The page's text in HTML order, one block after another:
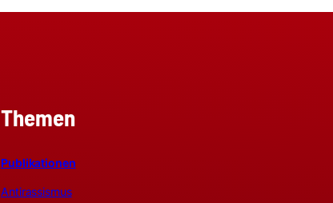
Themen
Publikationen
Antirassismus